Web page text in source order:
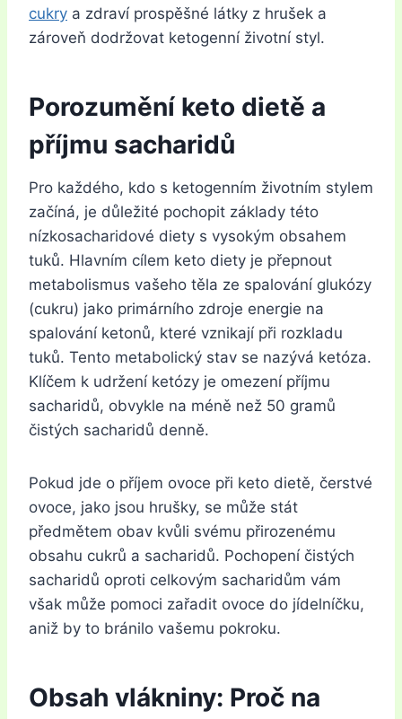
cukry a zdraví prospěšné látky z hrušek a
zároveň dodržovat ketogenní životní styl.
Porozumění keto dietě a
příjmu sacharidů
Pro každého, kdo s ketogenním životním stylem
začíná, je důležité pochopit základy této
nízkosacharidové diety s vysokým obsahem
tuků. Hlavním cílem keto diety je přepnout
metabolismus vašeho těla ze spalování glukózy
(cukru) jako primárního zdroje energie na
spalování ketonů, které vznikají při rozkladu
tuků. Tento metabolický stav se nazývá ketóza.
Klíčem k udržení ketózy je omezení příjmu
sacharidů, obvykle na méně než 50 gramů
čistých sacharidů denně.
Pokud jde o příjem ovoce při keto dietě, čerstvé
ovoce, jako jsou hrušky, se může stát
předmětem obav kvůli svému přirozenému
obsahu cukrů a sacharidů. Pochopení čistých
sacharidů oproti celkovým sacharidům vám
však může pomoci zařadit ovoce do jídelníčku,
aniž by to bránilo vašemu pokroku.
Obsah vlákniny: Proč na